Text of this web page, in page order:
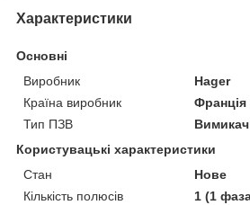
Характеристики
Основні
Виробник
Hager
Країна виробник
Франція
Тип ПЗВ
Вимикач
Користувацькі характеристики
Стан
Нове
Кількість полюсів
1 (1